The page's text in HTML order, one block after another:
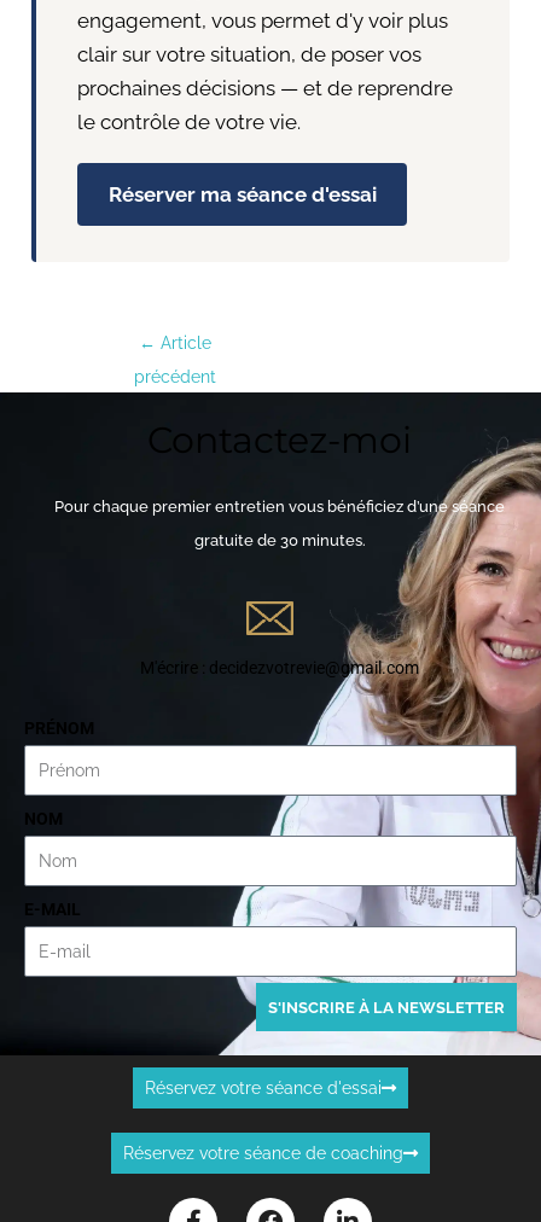
engagement, vous permet d'y voir plus
clair sur votre situation, de poser vos
prochaines décisions — et de reprendre
le contrôle de votre vie.
Réserver ma séance d'essai
← Article
précédent
Contactez-moi
Pour chaque premier entretien vous bénéficiez d’une séance
gratuite de 30 minutes.
M'écrire : decidezvotrevie@gmail.com
PRÉNOM
NOM
E-MAIL
S'INSCRIRE À LA NEWSLETTER
Réservez votre séance d'essai
Réservez votre séance de coaching
a
a
i